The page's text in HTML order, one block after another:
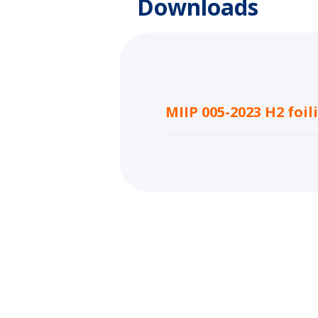
Downloads
MIIP 005-2023 H2